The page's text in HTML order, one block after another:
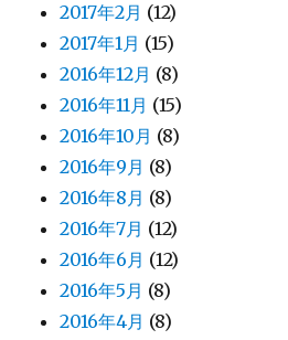
2017年2月 (12)
2017年1月 (15)
2016年12月 (8)
2016年11月 (15)
2016年10月 (8)
2016年9月 (8)
2016年8月 (8)
2016年7月 (12)
2016年6月 (12)
2016年5月 (8)
2016年4月 (8)